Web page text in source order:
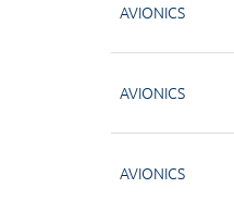
AVIONICS
AVIONICS
AVIONICS